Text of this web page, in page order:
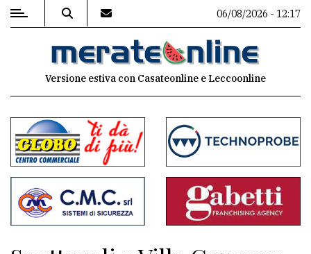
MENU
commenti
Contenuti
del
sito
06/08/2026 - 12:17
Versione estiva con Casateonline e Leccoonline